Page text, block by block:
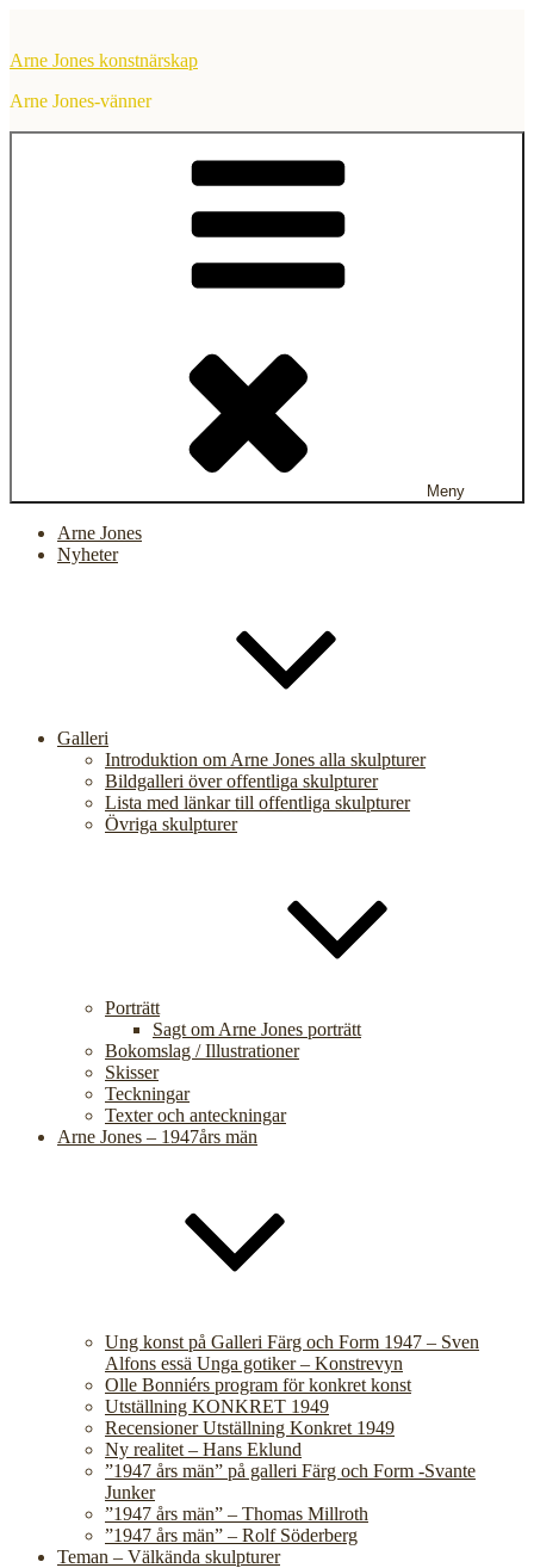
innehåll
Arne Jones konstnärskap
Arne Jones-vänner
Meny
Arne Jones
Nyheter
Galleri
Introduktion om Arne Jones alla skulpturer
Bildgalleri över offentliga skulpturer
Lista med länkar till offentliga skulpturer
Övriga skulpturer
Porträtt
Sagt om Arne Jones porträtt
Bokomslag / Illustrationer
Skisser
Teckningar
Texter och anteckningar
Arne Jones – 1947års män
Ung konst på Galleri Färg och Form 1947 – Sven
Alfons essä Unga gotiker – Konstrevyn
Olle Bonniérs program för konkret konst
Utställning KONKRET 1949
Recensioner Utställning Konkret 1949
Ny realitet – Hans Eklund
”1947 års män” på galleri Färg och Form -Svante
Junker
”1947 års män” – Thomas Millroth
”1947 års män” – Rolf Söderberg
Teman – Välkända skulpturer